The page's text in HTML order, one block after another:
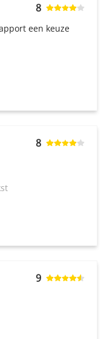
8
een keuze
8
9